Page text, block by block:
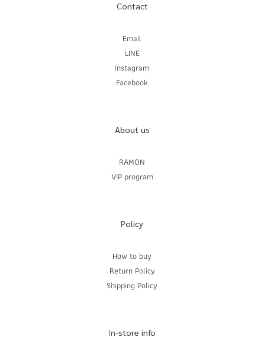
Contact
Email
LINE
Instagram
Facebook
About us
RAMON
VIP program
Policy
How to buy
Return Policy
Shipping Policy
In-store info